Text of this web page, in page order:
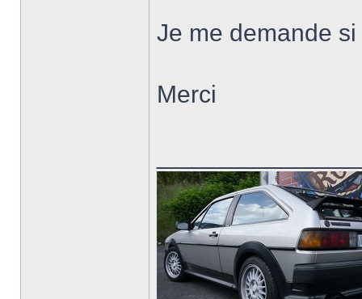
Je me demande
Merci